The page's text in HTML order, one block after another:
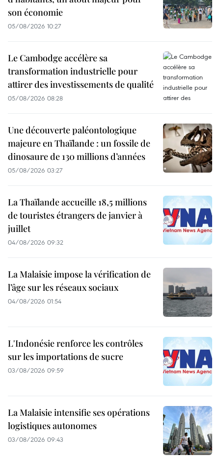
son économie
05/08/2026 10:27
Le Cambodge accélère sa
transformation industrielle pour
attirer des investissements de qualité
05/08/2026 08:28
Une découverte paléontologique
majeure en Thaïlande : un fossile de
dinosaure de 130 millions d’années
05/08/2026 03:27
La Thaïlande accueille 18,5 millions
de touristes étrangers de janvier à
juillet
04/08/2026 09:32
La Malaisie impose la vérification de
l’âge sur les réseaux sociaux
04/08/2026 01:54
L'Indonésie renforce les contrôles
sur les importations de sucre
03/08/2026 09:59
La Malaisie intensifie ses opérations
logistiques autonomes
03/08/2026 09:43